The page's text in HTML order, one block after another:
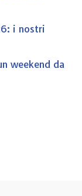
i nostri
weekend da